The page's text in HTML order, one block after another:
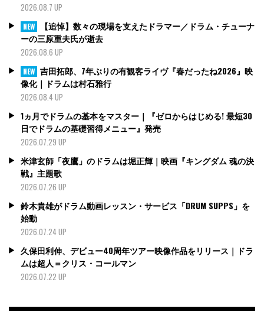
2026.08.7 UP
NEW
【追悼】数々の現場を支えたドラマー／ドラム・チューナ
ーの三原重夫氏が逝去
2026.08.6 UP
NEW 吉田拓郎、7年ぶりの有観客ライヴ『春だったね2026』映
像化｜ドラムは村石雅行
2026.08.4 UP
1ヵ月でドラムの基本をマスター｜『ゼロからはじめる! 最短30
日でドラムの基礎習得メニュー』発売
2026.07.29 UP
米津玄師「夜鷹」のドラムは堀正輝｜映画『キングダム 魂の決
戦』主題歌
2026.07.26 UP
鈴木貴雄がドラム動画レッスン・サービス「DRUM SUPPS」を
始動
2026.07.24 UP
久保田利伸、デビュー40周年ツアー映像作品をリリース｜ドラ
ムは超人＝クリス・コールマン
2026.07.22 UP